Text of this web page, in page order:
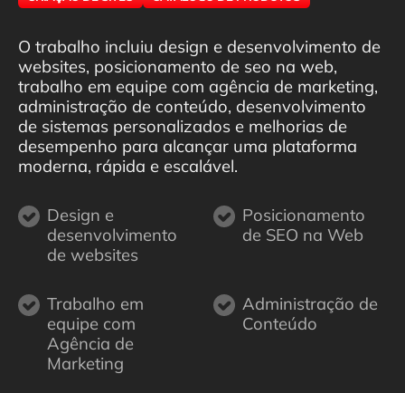
O trabalho incluiu design e desenvolvimento de
websites, posicionamento de seo na web,
trabalho em equipe com agência de marketing,
administração de conteúdo, desenvolvimento
de sistemas personalizados e melhorias de
desempenho para alcançar uma plataforma
moderna, rápida e escalável.
Design e
desenvolvimento
de websites
Posicionamento
de SEO na Web
Trabalho em
equipe com
Agência de
Marketing
Administração de
Conteúdo